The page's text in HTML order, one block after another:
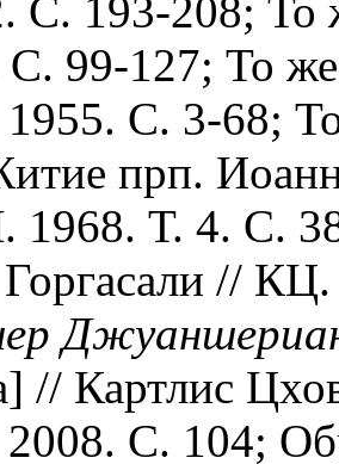
С. 193-208;
99-127; То
1955. С. 3-68;
прп.
Т. 4. С.
Горгасали //
// Картлис
С. 104;